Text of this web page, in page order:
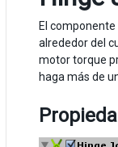
El componente
alrededor del
motor torque
haga más de